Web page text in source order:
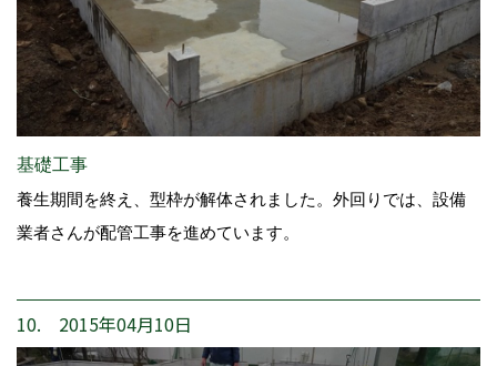
基礎工事
養生期間を終え、型枠が解体されました。外回りでは、設備
業者さんが配管工事を進めています。
10. 2015年04月10日